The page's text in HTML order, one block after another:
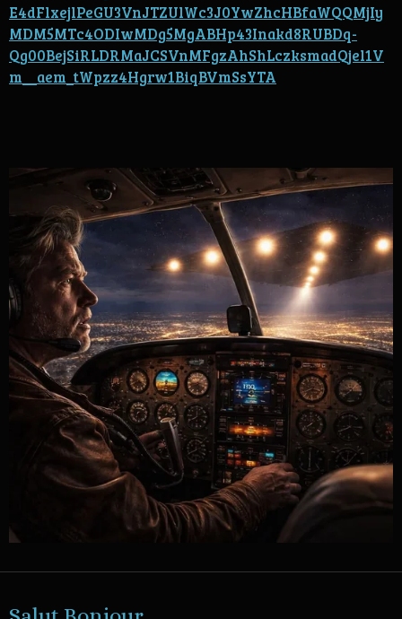
E4dFlxejlPeGU3VnJTZUlWc3J0YwZhcHBfaWQQMjIy
MDM5MTc4ODIwMDg5MgABHp43Inakd8RUBDq-
Qg00BejSiRLDRMaJCSVnMFgzAhShLczksmadQjel1V
m__aem_tWpzz4Hgrw1BiqBVmSsYTA